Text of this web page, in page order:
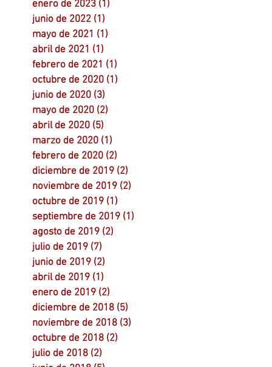
enero de 2023 (1)
junio de 2022 (1)
mayo de 2021 (1)
abril de 2021 (1)
febrero de 2021 (1)
octubre de 2020 (1)
junio de 2020 (3)
mayo de 2020 (2)
abril de 2020 (5)
marzo de 2020 (1)
febrero de 2020 (2)
diciembre de 2019 (2)
noviembre de 2019 (2)
octubre de 2019 (1)
septiembre de 2019 (1)
agosto de 2019 (2)
julio de 2019 (7)
junio de 2019 (2)
abril de 2019 (1)
enero de 2019 (2)
diciembre de 2018 (5)
noviembre de 2018 (3)
octubre de 2018 (2)
julio de 2018 (2)